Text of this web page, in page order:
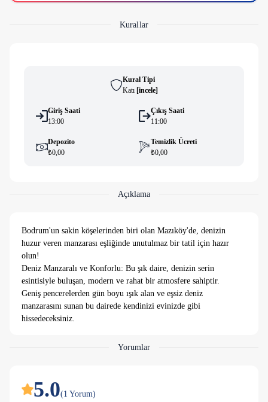
Kurallar
Kural Tipi
Katı [i̇ncele]
Giriş Saati
13:00
Çıkış Saati
11:00
Depozito
₺0,00
Temizlik Ücreti
₺0,00
Açıklama
Bodrum'un sakin köşelerinden biri olan Mazıköy'de, denizin
huzur veren manzarası eşliğinde unutulmaz bir tatil için hazır
olun!
Deniz Manzaralı ve Konforlu: Bu şık daire, denizin serin
esintisiyle buluşan, modern ve rahat bir atmosfere sahiptir.
Geniş pencerelerden gün boyu ışık alan ve eşsiz deniz
manzarasını sunan bu dairede kendinizi evinizde gibi
hissedeceksiniz.
bulunan plaja kısa bir yürüyüşle ulaşabilirsiniz. Altın kumsalın
Konforlu İç Mekân: Daire, modern mobilyaları ve şık
dekorasyonuyla dikkat çeker. Tam donanımlı mutfak, rahat
Yorumlar
5.0(1 Yorum)